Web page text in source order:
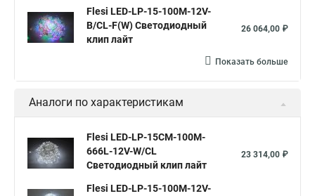
Flesi LED-LP-15-100M-12V-
B/CL-F(W) Светодиодный
клип лайт
26 064,00 ₽
Показать больше
Аналоги по характеристикам
Flesi LED-LP-15СМ-100M-
666L-12V-W/CL
Светодиодный клип лайт
23 314,00 ₽
Flesi LED-LP-15-100M-12V-